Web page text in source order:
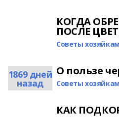
КОГДА
ПОСЛЕ
Cоветы хозяйкам
1869 дней
назад
О пользе
Cоветы хозяйкам
КАК